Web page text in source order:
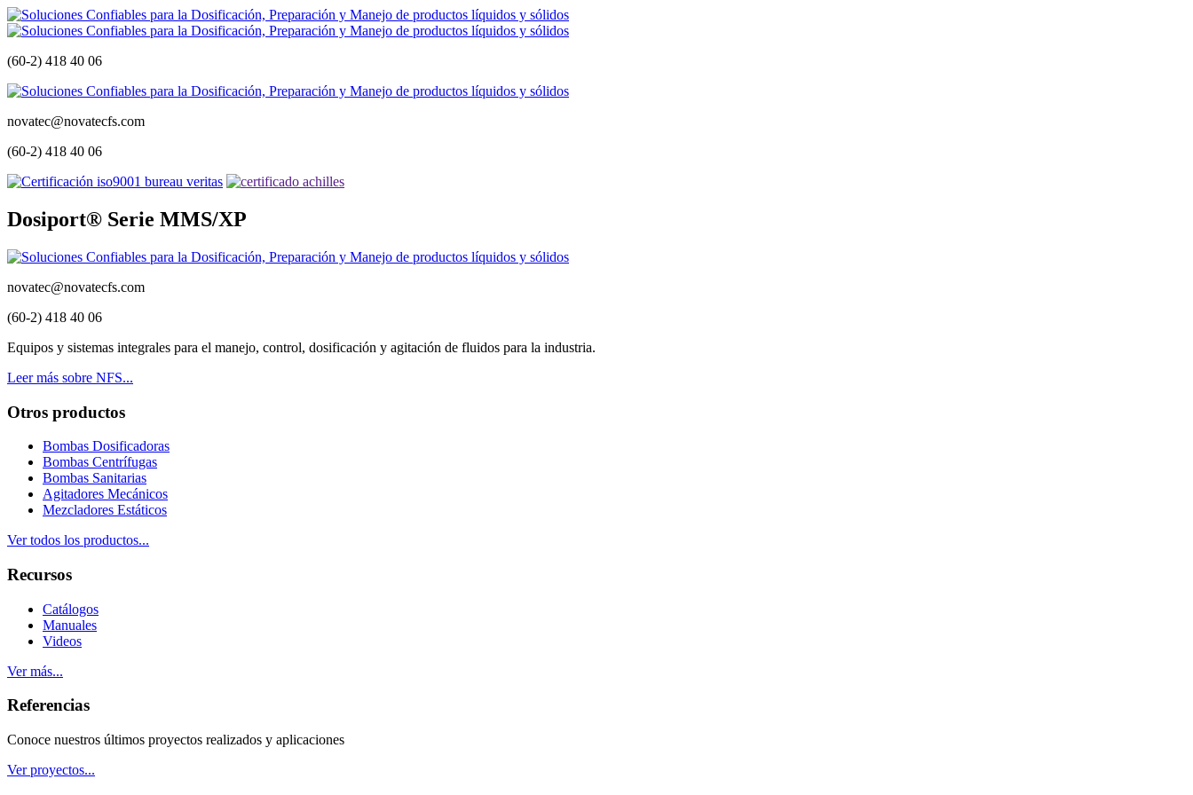
(60-2) 418 40 06
novatec@novatecfs.com
(60-2) 418 40 06
Dosiport® Serie MMS/XP
novatec@novatecfs.com
(60-2) 418 40 06
Equipos y sistemas integrales para el manejo, control, dosificación y agitación de fluidos para la industria.
Leer más sobre NFS...
Otros productos
Bombas Dosificadoras
Bombas Centrífugas
Bombas Sanitarias
Agitadores Mecánicos
Mezcladores Estáticos
Ver todos los productos...
Recursos
Catálogos
Manuales
Videos
Ver más...
Referencias
Conoce nuestros últimos proyectos realizados y aplicaciones
Ver proyectos...